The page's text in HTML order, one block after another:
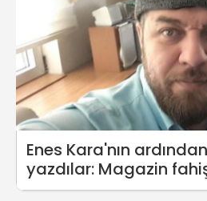
Enes Kara'nın
yazdılar: Magazin
saldırmak için leş bir